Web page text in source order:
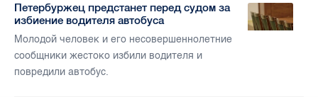
Петербуржец предстанет перед судом за
избиение водителя автобуса
Молодой человек и его несовершеннолетние
сообщники жестоко избили водителя и
повредили автобус.